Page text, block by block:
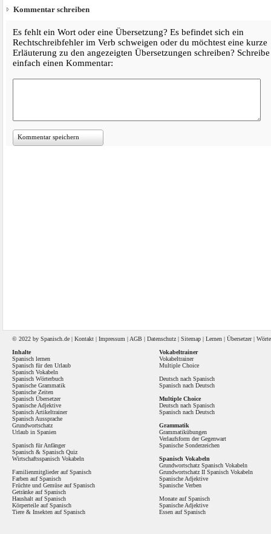
Kommentar schreiben
Es fehlt ein Wort oder eine Übersetzung? Es befindet sich ein
Rechtschreibfehler im Verb schweigen oder du möchtest eine kurze
Erläuterung zu den angezeigten Übersetzungen schreiben? Schreibe
einfach einen Kommentar:
Kommentar speichern
© 2022 by Spanisch .de | Kontakt | Impressum | AGB | Datenschutz | Sitemap | Lernen | Übersetzer|
Inhalte
Spanisch lernen
Spanisch für den Urlaub
Spanisch Vokabeln
Spanisch Wörterbuch
Spanische Grammatik
Spanische Zeiten
Spanisch Übersetzer
Spanische Adjektive
Spanisch Artikeltrainer
Spanisch Aussprache
Grundwortschatz
Urlaub in Spanien
Spanisch für Anfänger
Spanisch & Spanisch Quiz
Wirtschaftsspanisch Vokabeln
Familienmitglieder auf Spanisch
Farben auf Spanisch
Früchte und Gemüse auf Spanisch
Getränke auf Spanisch
Haushalt auf Spanisch
Körperteile auf Spanisch
Tiere & Insekten auf Spanisch
Vokabeltrainer
Vokabeltrainer
Multiple Choice
Deutsch nach Spanisch
Spanisch nach Deutsch
Multiple Choice
Deutsch nach Spanisch
Spanisch nach Deutsch
Grammatik
Grammatikübungen
Verlaufsform der Gegenwart
Spanische Sonderzeichen
Spanisch Vokabeln
Grundwortschatz Spanisch Vokabeln
Grundwortschatz II Spanisch Vokabeln
Spanische Adjektive
Spanische Verben
Monate auf Spanisch
Spanische Adjektive
Essen auf Spanisch